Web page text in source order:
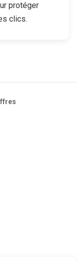
protéger
clics.